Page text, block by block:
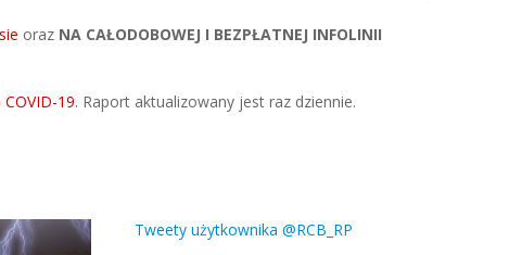
oraz NA CAŁODOBOWEJ I BEZPŁATNEJ INFOLINII
19. Raport aktualizowany jest raz dziennie.
Tweety użytkownika @RCB_RP